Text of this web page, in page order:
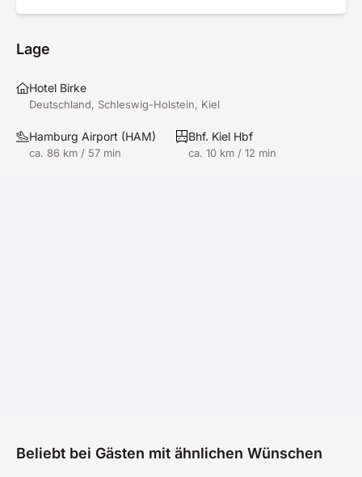
Lage
Hotel Birke
Deutschland, Schleswig-Holstein, Kiel
Hamburg Airport (HAM)
ca. 86 km / 57 min
Bhf. Kiel Hbf
ca. 10 km / 12 min
Beliebt bei Gästen mit ähnlichen Wünschen